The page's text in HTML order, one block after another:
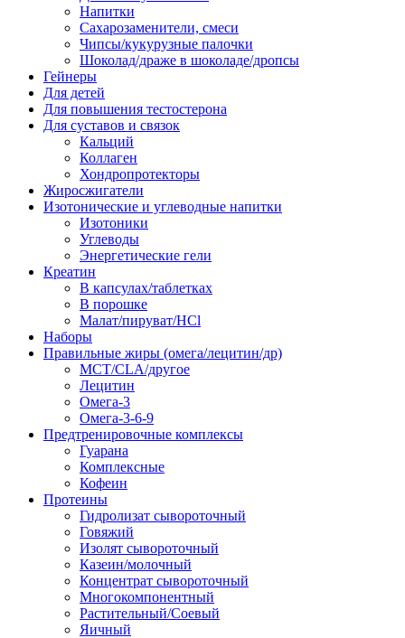
Напитки
Сахарозаменители, смеси
Чипсы/кукурузные палочки
Шоколад/драже в шоколаде/дропсы
Гейнеры
Для детей
Для повышения тестостерона
Для суставов и связок
Кальций
Коллаген
Хондропротекторы
Жиросжигатели
Изотонические и углеводные напитки
Изотоники
Углеводы
Энергетические гели
Креатин
В капсулах/таблетках
В порошке
Малат/пируват/HCl
Наборы
Правильные жиры (омега/лецитин/др)
MCT/CLA/другое
Лецитин
Омега-3
Омега-3-6-9
Предтренировочные комплексы
Гуарана
Комплексные
Кофеин
Протеины
Гидролизат сывороточный
Говяжий
Изолят сывороточный
Казеин/молочный
Концентрат сывороточный
Многокомпонентный
Растительный/Соевый
Яичный